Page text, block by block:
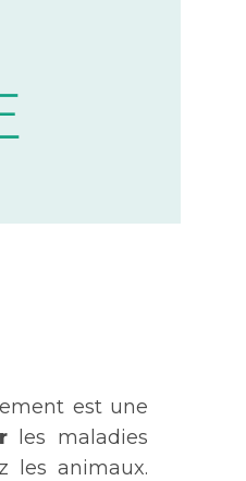
est une
les maladies
les animaux.